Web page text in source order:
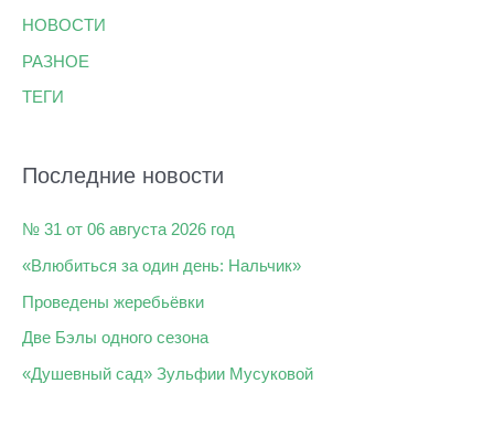
НОВОСТИ
РАЗНОЕ
ТЕГИ
Последние новости
№ 31 от 06 августа 2026 год
«Влюбиться за один день: Нальчик»
Проведены жеребьёвки
Две Бэлы одного сезона
«Душевный сад» Зульфии Мусуковой